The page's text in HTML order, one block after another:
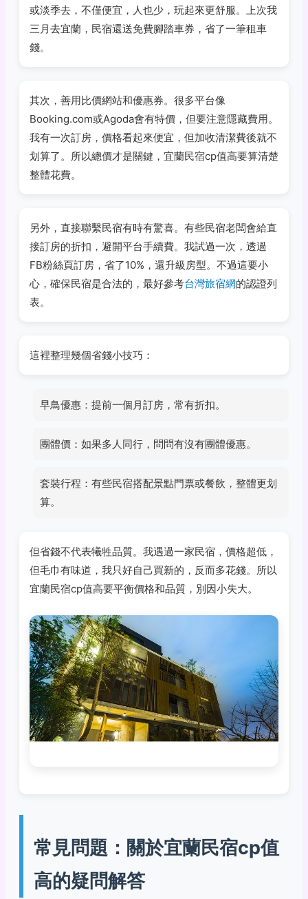
或淡季去，不僅便宜，人也少，玩起來更舒服。上次我
三月去宜蘭，民宿還送免費腳踏車券，省了一筆租車
錢。
其次，善用比價網站和優惠券。很多平台像
Booking.com或Agoda會有特價，但要注意隱藏費用。
我有一次訂房，價格看起來便宜，但加收清潔費後就不
划算了。所以總價才是關鍵，宜蘭民宿cp值高要算清楚
整體花費。
另外，直接聯繫民宿有時有驚喜。有些民宿老闆會給直
接訂房的折扣，避開平台手續費。我試過一次，透過
FB粉絲頁訂房，省了10%，還升級房型。不過這要小
心，確保民宿是合法的，最好參考台灣旅宿網的認證列
表。
這裡整理幾個省錢小技巧：
早鳥優惠：提前一個月訂房，常有折扣。
團體價：如果多人同行，問問有沒有團體優惠。
套裝行程：有些民宿搭配景點門票或餐飲，整體更划
算。
但省錢不代表犧牲品質。我遇過一家民宿，價格超低，
但毛巾有味道，我只好自己買新的，反而多花錢。所以
宜蘭民宿cp值高要平衡價格和品質，別因小失大。
常見問題：關於宜蘭民宿cp值
高的疑問解答